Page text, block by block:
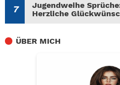
Jugendweihe
Herzliche
ÜBER MICH